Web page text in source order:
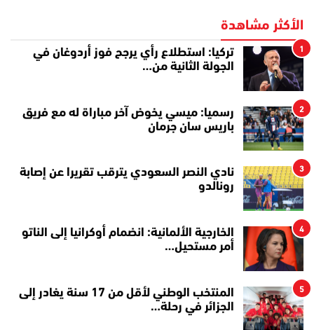
الأكثر مشاهدة
1
تركيا: استطلاع رأي يرجح فوز أردوغان في
الجولة الثانية من…
2
رسميا: ميسي يخوض آخر مباراة له مع فريق
باريس سان جرمان
3
نادي النصر السعودي يترقب تقريرا عن إصابة
رونالدو
4
الخارجية الألمانية: انضمام أوكرانيا إلى الناتو
أمر مستحيل…
5
المنتخب الوطني لأقل من 17 سنة يغادر إلى
الجزائر في رحلة…